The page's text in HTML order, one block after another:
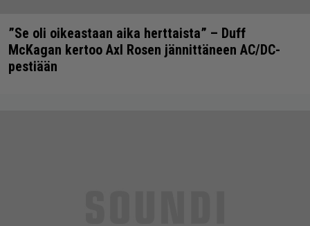
”Se oli oikeastaan aika herttaista” – Duff
McKagan kertoo Axl Rosen jännittäneen AC/DC-
pestiään